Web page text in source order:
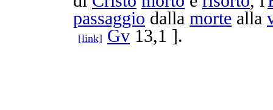
passaggio dalla morte alla
[link] Gv 13,1 ].